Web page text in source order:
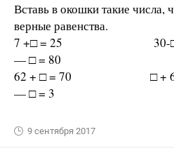
Вставь в окошки такие числа,
верные равенства.
7 +□ = 25
— □ = 80
62 + □ = 70 □
— □ = 3
9 сентября 2017